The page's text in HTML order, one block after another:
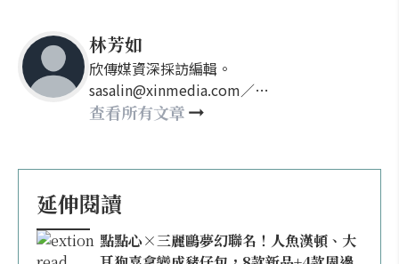
林芳如
欣傳媒資深採訪編輯。
sasalin@xinmedia.com／
happy21917@gmail.com
查看所有文章
延伸閱讀
點點心×三麗鷗夢幻聯名！人魚漢頓、大